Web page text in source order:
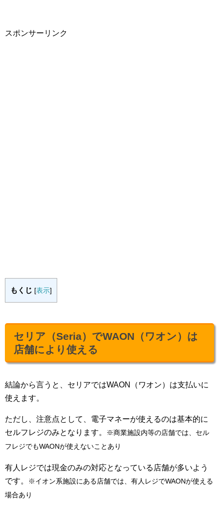
スポンサーリンク
もくじ [表示]
セリア（Seria）でWAON（ワオン）は
店舗により使える
結論から言うと、セリアではWAON（ワオン）は支払いに
使えます。
ただし、注意点として、電子マネーが使えるのは基本的に
セルフレジのみとなります。
※商業施設内等の店舗では、セル
フレジでもWAONが使えないことあり
有人レジでは現金のみの対応となっている店舗が多いよう
です。
※イオン系施設にある店舗では、有人レジでWAONが使える
場合あり